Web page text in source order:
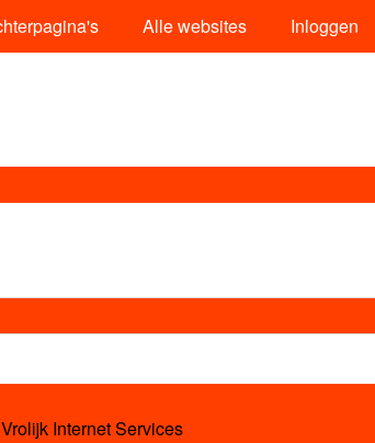
Alle websites Inloggen
Vrolijk Internet Services